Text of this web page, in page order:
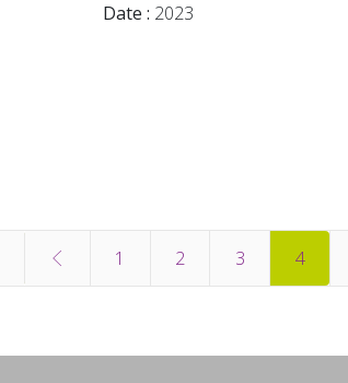
Date : 2023
1 2 3 4